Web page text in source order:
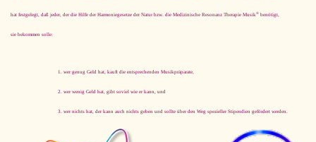
hat festgelegt, daß jeder, der die Hilfe der Harmoniegesetze der Natur bzw. die Medizinische Resonanz Therapie Musik® benötigt,
sie bekommen solle:
wer genug Geld hat, kauft die entsprechenden Musikpräparate,
wer wenig Geld hat, gibt soviel wie er kann, und
wer nichts hat, der kann auch nichts geben und sollte über den Weg spezieller Stipendien gefördert werden.